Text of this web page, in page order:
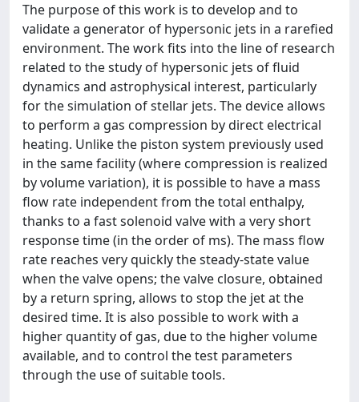
The purpose of this work is to develop and to
validate a generator of hypersonic jets in a rarefied
environment. The work fits into the line of research
related to the study of hypersonic jets of fluid
dynamics and astrophysical interest, particularly
for the simulation of stellar jets. The device allows
to perform a gas compression by direct electrical
heating. Unlike the piston system previously used
in the same facility (where compression is realized
by volume variation), it is possible to have a mass
flow rate independent from the total enthalpy,
thanks to a fast solenoid valve with a very short
response time (in the order of ms). The mass flow
rate reaches very quickly the steady-state value
when the valve opens; the valve closure, obtained
by a return spring, allows to stop the jet at the
desired time. It is also possible to work with a
higher quantity of gas, due to the higher volume
available, and to control the test parameters
through the use of suitable tools.